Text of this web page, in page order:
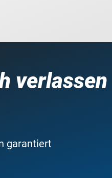
verlassen
garantiert